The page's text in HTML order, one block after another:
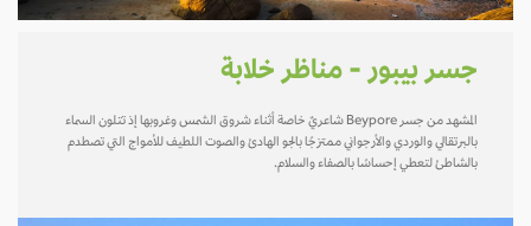
جسر بيبور - مناظر خلابة
المشهد من جسر Beypore شاعريٌ خاصة أثناء شروق الشمس وغروبها إذ تتلون السماء
بالبرتقالي والوردي والأرجواني ممتزجًا بالجو الهادئ والصوت اللطيف للأمواج التي تصطدم
بالشاطئ لتعطي إحساسًا بالصفاء والسلام.